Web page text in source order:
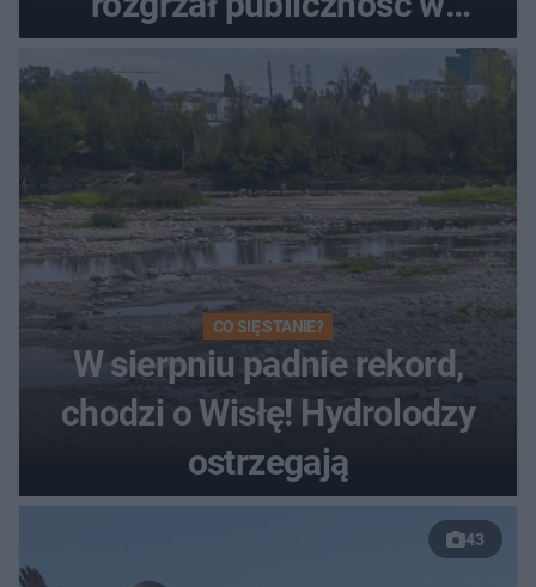
Toruniu
CO SIĘ STANIE?
W sierpniu padnie rekord,
chodzi o Wisłę! Hydrolodzy
ostrzegają
43